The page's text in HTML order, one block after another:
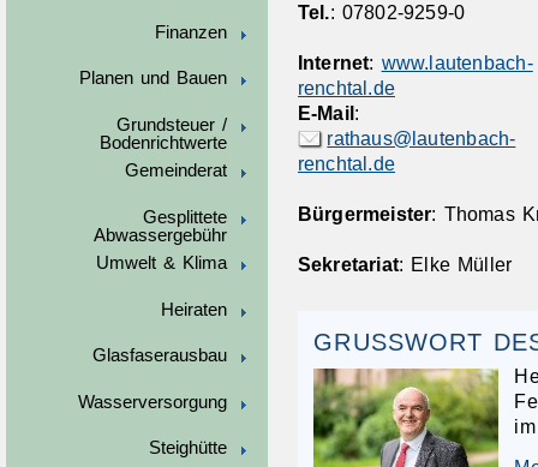
Finanzen
Planen und Bauen
Grundsteuer /
Bodenrichtwerte
Gemeinderat
Gesplittete
Abwassergebühr
Umwelt & Klima
Heiraten
Glasfaserausbau
Wasserversorgung
Steighütte
Tel.: 07802-9259-0
Internet: www.lautenbach-
renchtal.de
E-Mail :
rathaus@lautenbach-
renchtal.de
Bürgermeister: Thomas
Sekretariat: Elke Müller
GRUSSWORT